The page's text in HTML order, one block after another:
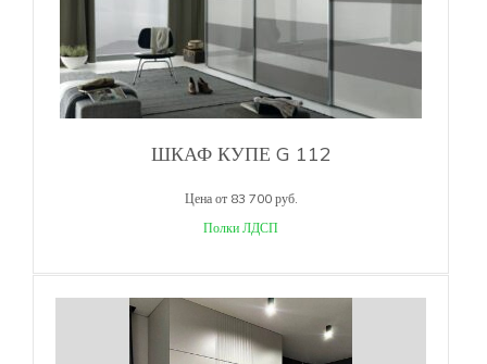
ШКАФ КУПЕ G 112
Цена от 83 700 руб.
Полки ЛДСП